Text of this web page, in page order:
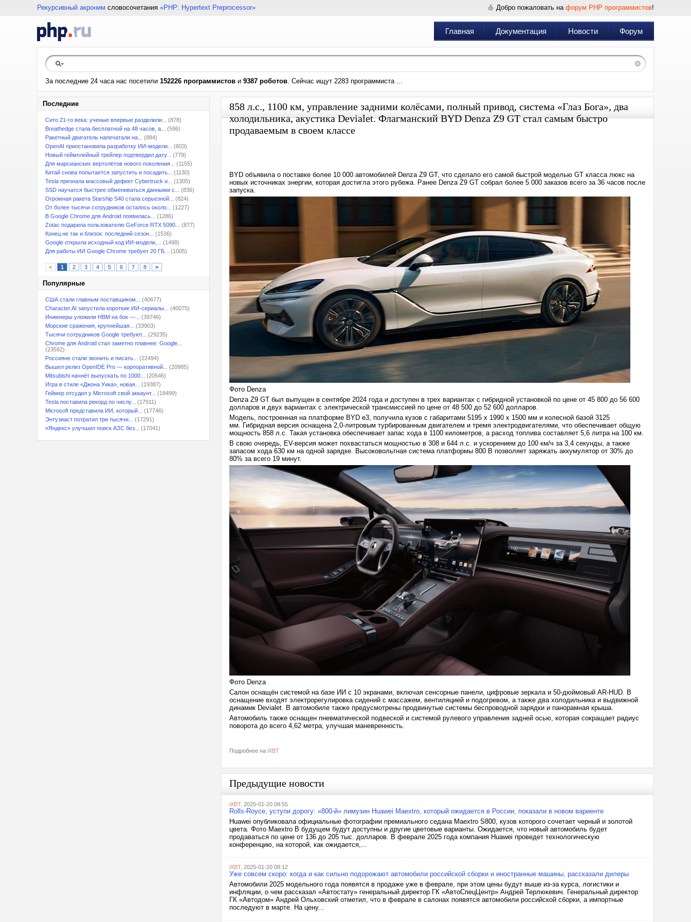
Рекурсивный акроним словосочетания «PHP: Hypertext Preprocessor» Добро пожаловать на форум PHP программистов!
Главная Документация Новости Форум
За последние 24 часа нас посетили 152226 программистов и 9387 роботов. Сейчас ищут 2283 программиста ...
Последние
Сито 21-го века: ученые впервые разделили...
(878)
Breathedge стала бесплатной на 48 часов, а...
(596)
Ракетный двигатель напечатали на...
(884)
OpenAI приостановила разработку ИИ-модели...
(603)
Новый геймплейный трейлер подтвердил дату...
(779)
Для марсианских вертолётов нового поколения...
(1155)
Китай снова попытается запустить и посадить...
(1130)
Tesla признала массовый дефект Cybertruck и...
(1305)
SSD научатся быстрее обмениваться данными с...
(836)
Огромная ракета Starship S40 стала серьезной...
(824)
От более тысячи сотрудников осталось около...
(1227)
В Google Chrome для Android появилась...
(1286)
Zotac подарила пользователю GeForce RTX 5090...
(877)
Конец не так и близок: последний сезон...
(1536)
Google открыла исходный код ИИ-модели,...
(1498)
Для работы ИИ Google Chrome требует 20 ГБ...
(1005)
< 1 2 3 4 5 6 7 8 >
Популярные
США стали главным поставщиком...
(40677)
Character.AI запустила короткие ИИ-сериалы...
(40075)
Инженеры уложили HBM на бок —...
(39746)
Морские сражения, крупнейшая...
(33903)
Тысячи сотрудников Google требуют...
(29235)
Chrome для Android стал заметно плавнее: Google...
(23592)
Россияне стали звонить и писать...
(22494)
Вышел релиз OpenIDE Pro — корпоративной...
(20985)
Mitsubishi начнёт выпускать по 1000...
(20546)
Игра в стиле «Джона Уика», новая...
(19387)
Геймер отсудил у Microsoft свой аккаунт...
(18499)
Tesla поставила рекорд по числу...
(17911)
Microsoft представила ИИ, который...
(17746)
Энтузиаст потратил три тысячи...
(17291)
«Яндекс» улучшил поиск АЗС без...
(17041)
858 л.с., 1100 км, управление задними колёсами, полный привод, система «Глаз Бога», два
холодильника, акустика Devialet. Флагманский BYD Denza Z9 GT стал самым быстро
продаваемым в своем классе
BYD объявила о поставке более 10 000 автомобилей Denza Z9 GT, что сделало его самой быстрой моделью GT класса люкс на
новых источниках энергии, которая достигла этого рубежа. Ранее Denza Z9 GT собрал более 5 000 заказов всего за 36 часов после
запуска.
Фото Denza
Denza Z9 GT был выпущен в сентябре 2024 года и доступен в трех вариантах с гибридной установкой по цене от 45 800 до 56 600
долларов и двух вариантах с электрической трансмиссией по цене от 48 500 до 52 600 долларов.
Модель, построенная на платформе BYD e3, получила кузов с габаритами 5195 х 1990 х 1500 мм и колесной базой 3125
мм. Гибридная версия оснащена 2,0-литровым турбированным двигателем и тремя электродвигателями, что обеспечивает общую
мощность 858 л.с. Такая установка обеспечивает запас хода в 1100 километров, а расход топлива составляет 5,6 литра на 100 км.
В свою очередь, EV-версия может похвастаться мощностью в 308 и 644 л.с. и ускорением до 100 км/ч за 3,4 секунды, а также
запасом хода 630 км на одной зарядке. Высоковольтная система платформы 800 В позволяет заряжать аккумулятор от 30% до
80% за всего 19 минут.
Фото Denza
Салон оснащён системой на базе ИИ с 10 экранами, включая сенсорные панели, цифровые зеркала и 50-дюймовый AR-HUD. В
оснащение входят электрорегулировка сидений с массажем, вентиляцией и подогревом, а также два холодильника и выдвижной
динамик Devialet. В автомобиле также предусмотрены продвинутые системы беспроводной зарядки и панорамная крыша.
Автомобиль также оснащен пневматической подвеской и системой рулевого управления задней осью, которая сокращает радиус
поворота до всего 4,62 метра, улучшая маневренность.
Подробнее на iXBT
Предыдущие новости
iXBT, 2025-01-20 08:55
Rolls-Royce, уступи дорогу: «800-й» лимузин Huawei Maextro, который ожидается в России, показали в новом вариенте
Huawei опубликовала официальные фотографии премиального седана Maextro S800, кузов которого сочетает черный и золотой
цвета. Фото Maextro В будущем будут доступны и другие цветовые варианты. Ожидается, что новый автомобиль будет
продаваться по цене от 136 до 205 тыс. долларов. В феврале 2025 года компания Huawei проведет технологическую
конференцию, на которой, как ожидается,...
iXBT, 2025-01-20 08:12
Уже совсем скоро: когда и как сильно подорожают автомобили российской сборки и иностранные машины, рассказали дилеры
Автомобили 2025 модельного года появятся в продаже уже в феврале, при этом цены будут выше из-за курса, логистики и
инфляции, о чем рассказал «Автостату» генеральный директор ГК «АвтоСпецЦентр» Андрей Терлюкевич. Генеральный директор
ГК «Автодом» Андрей Ольховский отметил, что в феврале в салонах появятся автомобили российской сборки, а импортные
последуют в марте. На цену...